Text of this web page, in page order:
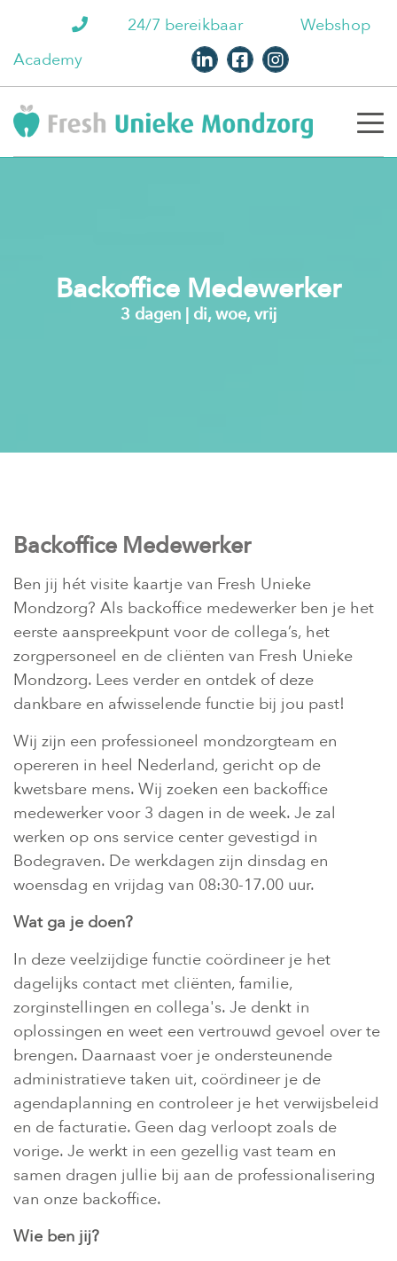
24/7 bereikbaar
Webshop
Academy
Backoffice Medewerker
3 dagen | di, woe, vrij
Backoffice Medewerker
Ben jij hét visite kaartje van Fresh Unieke
Mondzorg? Als backoffice medewerker ben je het
eerste aanspreekpunt voor de collega’s, het
zorgpersoneel en de cliënten van Fresh Unieke
Mondzorg. Lees verder en ontdek of deze
dankbare en afwisselende functie bij jou past!
Wij zijn een professioneel mondzorgteam en
opereren in heel Nederland, gericht op de
kwetsbare mens. Wij zoeken een backoffice
medewerker voor 3 dagen in de week. Je zal
werken op ons service center gevestigd in
Bodegraven. De werkdagen zijn dinsdag en
woensdag en vrijdag van 08:30-17.00 uur.
Wat ga je doen?
In deze veelzijdige functie coördineer je het
dagelijks contact met cliënten, familie,
zorginstellingen en collega's. Je denkt in
oplossingen en weet een vertrouwd gevoel over te
brengen. Daarnaast voer je ondersteunende
administratieve taken uit, coördineer je de
agendaplanning en controleer je het verwijsbeleid
en de facturatie. Geen dag verloopt zoals de
vorige. Je werkt in een gezellig vast team en
samen dragen jullie bij aan de professionalisering
van onze backoffice.
Wie ben jij?